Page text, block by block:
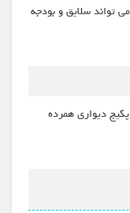
تواند سلایق و بودجه
دیواری همرده